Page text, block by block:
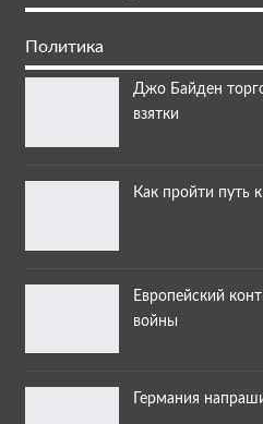
Политика
Джо Байден
взятки
Как пройти путь
Европейский
войны
Германия